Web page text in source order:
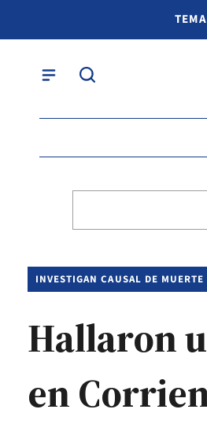
INVESTIGAN CAUSAL DE MUERTE
Hallaron
en